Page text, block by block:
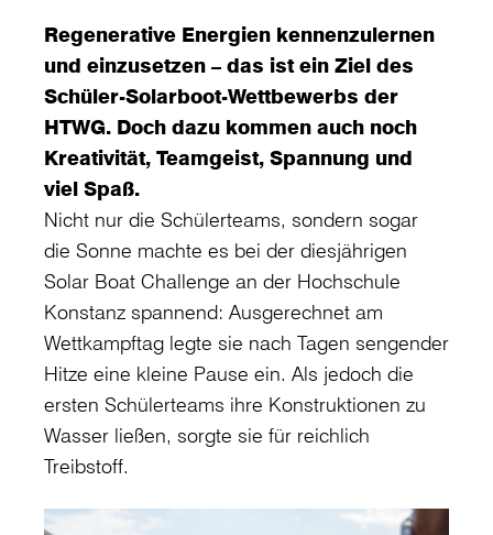
Regenerative Energien kennenzulernen
und einzusetzen – das ist ein Ziel des
Schüler-Solarboot-Wettbewerbs der
HTWG. Doch dazu kommen auch noch
Kreativität, Teamgeist, Spannung und
viel Spaß.
Nicht nur die Schülerteams, sondern sogar
die Sonne machte es bei der diesjährigen
Solar Boat Challenge an der Hochschule
Konstanz spannend: Ausgerechnet am
Wettkampftag legte sie nach Tagen sengender
Hitze eine kleine Pause ein. Als jedoch die
ersten Schülerteams ihre Konstruktionen zu
Wasser ließen, sorgte sie für reichlich
Treibstoff.